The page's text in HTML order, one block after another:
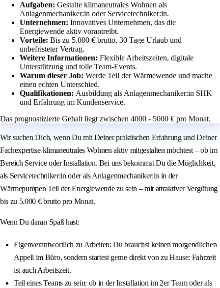
Aufgaben: Gestalte klimaneutrales Wohnen als
Anlagenmechaniker:in oder Servicetechniker:in.
Unternehmen: Innovatives Unternehmen, das die
Energiewende aktiv vorantreibt.
Vorteile: Bis zu 5.000 € brutto, 30 Tage Urlaub und
unbefristeter Vertrag.
Weitere Informationen: Flexible Arbeitszeiten, digitale
Unterstützung und tolle Team-Events.
Warum dieser Job: Werde Teil der Wärmewende und mache
einen echten Unterschied.
Qualifikationen: Ausbildung als Anlagenmechaniker:in SHK
und Erfahrung im Kundenservice.
Das prognostizierte Gehalt liegt zwischen 4000 - 5000 € pro Monat.
Wir suchen Dich, wenn Du mit Deiner praktischen Erfahrung und Deiner
Fachexpertise klimaneutrales Wohnen aktiv mitgestalten möchtest – ob im
Bereich Service oder Installation. Bei uns bekommst Du die Möglichkeit,
als Servicetechniker:in oder als Anlagenmechaniker:in in der
Wärmepumpen Teil der Energiewende zu sein – mit attraktiver Vergütung
bis zu 5.000 € brutto pro Monat.
Wenn Du daran Spaß hast:
Eigenverantwortlich zu Arbeiten: Du brauchst keinen morgendlichen
Appell im Büro, sondern startest gerne direkt von zu Hause: Fahrzeit
ist auch Arbeitszeit.
Teil eines Teams zu sein: ob in der Installation im 2er Team oder als